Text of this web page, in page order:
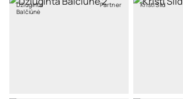
Džiuginta
Balčiūnė
Partner Kristi Sild